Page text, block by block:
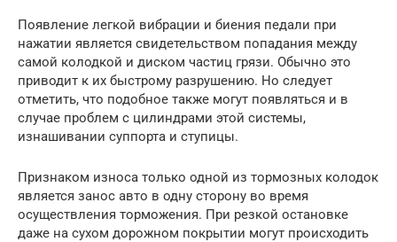
Появление легкой вибрации и биения педали при
нажатии является свидетельством попадания между
самой колодкой и диском частиц грязи. Обычно это
приводит к их быстрому разрушению. Но следует
отметить, что подобное также могут появляться и в
случае проблем с цилиндрами этой системы,
изнашивании суппорта и ступицы.
Признаком износа только одной из тормозных колодок
является занос авто в одну сторону во время
осуществления торможения. При резкой остановке
даже на сухом дорожном покрытии могут происходить